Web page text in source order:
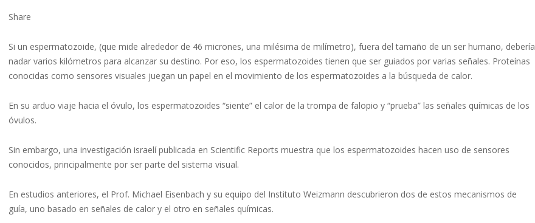
Share
Si un espermatozoide, (que mide alrededor de 46 micrones, una milésima de milímetro), fuera del tamaño de un ser humano, debería
nadar varios kilómetros para alcanzar su destino. Por eso, los espermatozoides tienen que ser guiados por varias señales. Proteínas
conocidas como sensores visuales juegan un papel en el movimiento de los espermatozoides a la búsqueda de calor.
En su arduo viaje hacia el óvulo, los espermatozoides “siente” el calor de la trompa de falopio y “prueba” las señales químicas de los
óvulos.
Sin embargo, una investigación israelí publicada en Scientific Reports muestra que los espermatozoides hacen uso de sensores
conocidos, principalmente por ser parte del sistema visual.
En estudios anteriores, el Prof. Michael Eisenbach y su equipo del Instituto Weizmann descubrieron dos de estos mecanismos de
guía, uno basado en señales de calor y el otro en señales químicas.